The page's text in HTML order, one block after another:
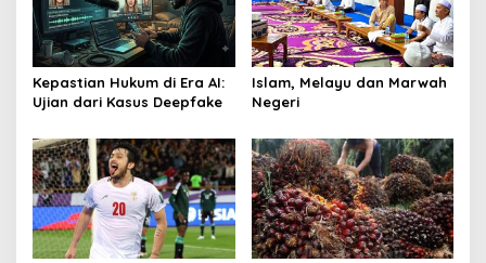
Kepastian Hukum di Era AI:
Ujian dari Kasus Deepfake
Islam, Melayu dan Marwah
Negeri